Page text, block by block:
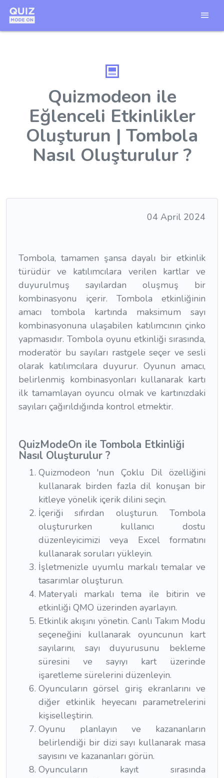
Quizmodeon ile
Eğlenceli Etkinlikler
Oluşturun | Tombola
Nasıl Oluşturulur ?
04 April 2024
Tombola, tamamen şansa dayalı bir etkinlik
türüdür ve katılımcılara verilen kartlar ve
duyurulmuş sayılardan oluşmuş bir
kombinasyonu içerir. Tombola etkinliğinin
amacı tombola kartında maksimum sayı
kombinasyonuna ulaşabilen katılımcının çinko
yapmasıdır. Tombola oyunu etkinliği sırasında,
moderatör bu sayıları rastgele seçer ve sesli
olarak katılımcılara duyurur. Oyunun amacı,
belirlenmiş kombinasyonları kullanarak kartı
ilk tamamlayan oyuncu olmak ve kartınızdaki
sayıları çağırıldığında kontrol etmektir.
QuizModeOn ile Tombola Etkinliği
Nasıl Oluşturulur ?
Quizmodeon 'nun Çoklu Dil özelliğini
kullanarak birden fazla dil konuşan bir
kitleye yönelik içerik dilini seçin.
İçeriği sıfırdan oluşturun. Tombola
oluştururken kullanıcı dostu
düzenleyicimizi veya Excel formatını
kullanarak soruları yükleyin.
İşletmenizle uyumlu markalı temalar ve
tasarımlar oluşturun.
Materyali markalı tema ile bitirin ve
etkinliği QMO üzerinden ayarlayın.
Etkinlik akışını yönetin. Canlı Takım Modu
seçeneğini kullanarak oyuncunun kart
sayılarını, sayı duyurusunu bekleme
süresini ve sayıyı kart üzerinde
işaretleme sürelerini düzenleyin.
Oyuncuların görsel giriş ekranlarını ve
diğer etkinlik heyecanı parametrelerini
kişiselleştirin.
Oyunu planlayın ve kazananların
belirlendiği bir dizi sayı kullanarak masa
sayısını ve kazananları görün.
Oyuncuların kayıt sırasında